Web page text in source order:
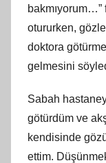
otururken,
doktora
gelmesini
Sabah
götürdüm ve
kendisinde
ettim.